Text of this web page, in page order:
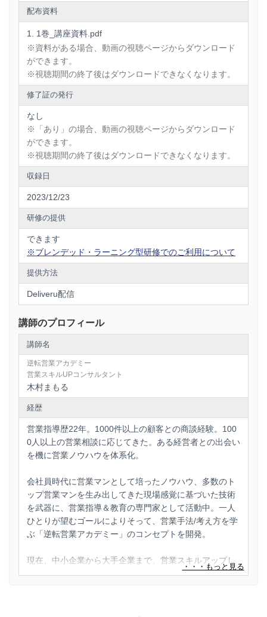
配布資料
1巻_講座資料.pdf
※資料がある場合、動画の視聴ページからダウンロード
ができます。
※視聴期間の終了後はダウンロードできなくなります。
修了証の発行
なし
※「あり」の場合、動画の視聴ページからダウンロード
ができます。
※視聴期間の終了後はダウンロードできなくなります。
収録日
2023/12/23
研修の提供
できます
※ブレンデッド・ラーニング型研修でのご利用について
提供方法
Deliveru配信
講師のプロフィール
講師名
逆転営業アカデミー
営業スキルUPコンサルタント
木村まもる
経歴
営業指導歴22年。1000件以上の顧客との商談経験。100
0人以上の営業相談に応じてきた。ある経営者との出会い
を機に営業ノウハウを体系化。
会社員時代に営業マンとして培ったノウハウ、多数のト
ップ営業マンを生み出してきた現場感覚に基づいた技術
を武器に、営業指導＆教育の専門家として活動中。一人
ひとりが望むゴールによりそって、営業手法/考え方を学
ぶ「逆転営業アカデミー」のコンセプトを開発。
現在、中小企業から大手企業まで、営業スキルアップし
たい経営者/事業者を対象として、セミナーや、個別コン